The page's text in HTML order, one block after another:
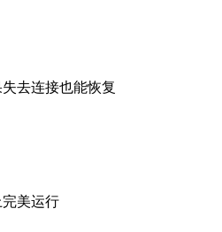
去连接也能恢复
美运行